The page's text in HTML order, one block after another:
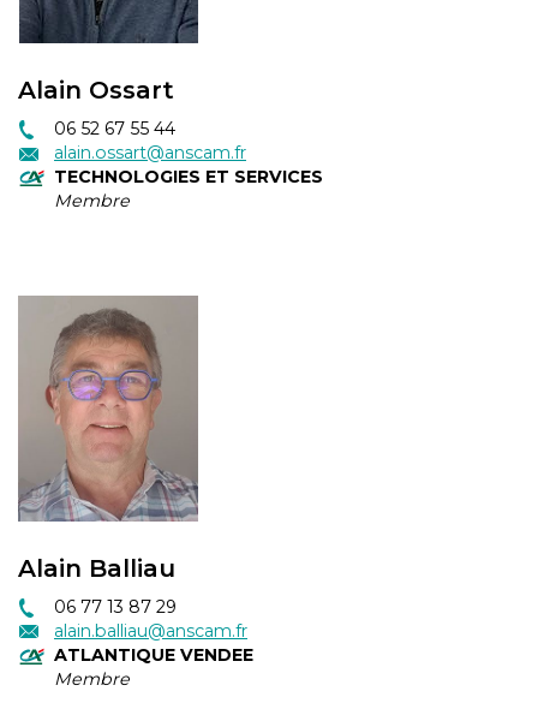
Alain Ossart
06 52 67 55 44
alain.ossart@anscam.fr
TECHNOLOGIES ET SERVICES
Membre
Alain Balliau
06 77 13 87 29
alain.balliau@anscam.fr
ATLANTIQUE VENDEE
Membre